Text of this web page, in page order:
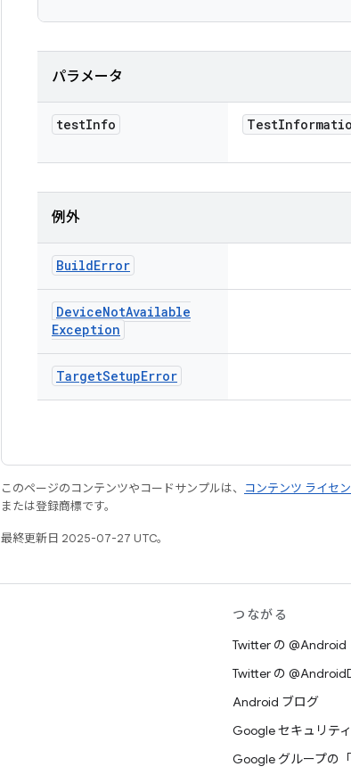
パラメータ
testInfo Test
例外
BuildError
DeviceNotAvailable
Exception
TargetSetupError
このページのコンテンツやコードサンプルは、 コンテンツ ライセ
または登録商標です。
最終更新日 2025-07-27 UTC。
つながる
Twitter の @Android
Twitter の
Android ブログ
Google セキュリテ
Google グループの